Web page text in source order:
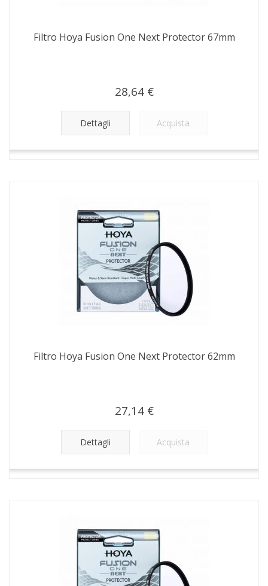
Filtro Hoya Fusion One Next Protector 67mm
28,64 €
Dettagli Acquista
Filtro Hoya Fusion One Next Protector 62mm
27,14 €
Dettagli Acquista